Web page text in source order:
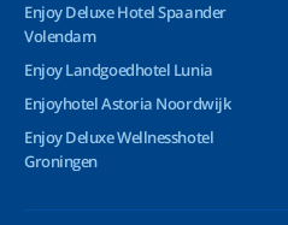
Enjoy Deluxe Hotel Spaander
Volendam
Enjoy Landgoedhotel Lunia
Enjoyhotel Astoria Noordwijk
Enjoy Deluxe Wellnesshotel
Groningen